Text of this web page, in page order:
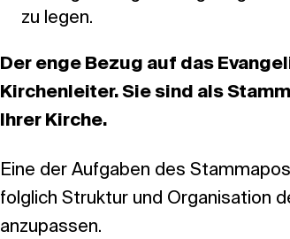
zu legen.
Der enge Bezug auf das
Kirchenleiter. Sie sind als
Ihrer Kirche.
Eine der Aufgaben des
folglich Struktur und Organisation
anzupassen.